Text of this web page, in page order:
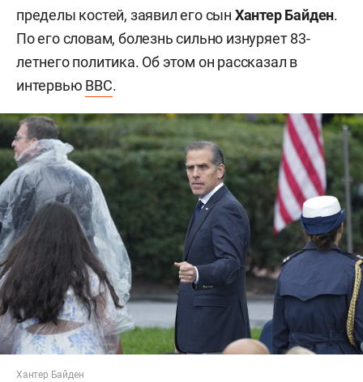
пределы костей, заявил его сын Хантер Байден.
По его словам, болезнь сильно изнуряет 83-
летнего политика. Об этом он рассказал в
интервью BBC.
Хантер Байден